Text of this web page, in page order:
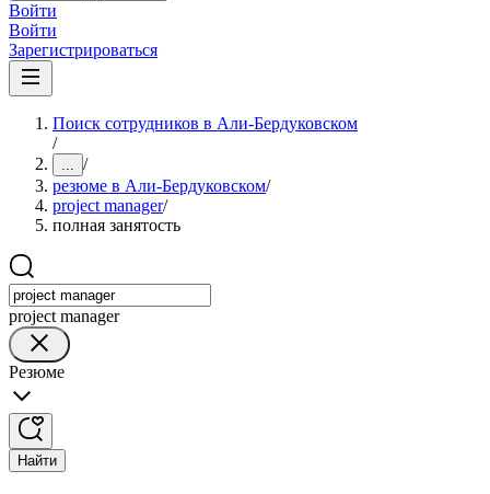
Войти
Войти
Зарегистрироваться
Поиск сотрудников в Али-Бердуковском
/
... /
резюме в Али-Бердуковском/
project manager/
полная занятость
project manager
Резюме
Найти